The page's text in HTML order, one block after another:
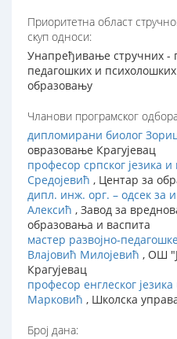
Приоритетна област
скуп односи:
Унапређивање стручних -
педагошких и
образовању
Чланови програмског
дипломирани биолог
овразовање Крагујевац
професор српског језика
Средојевић , Центар за
дипл. инж. орг. – одсек за
Алексић , Завод за
образовања и васпита
мастер развојно-
Влајовић Милојевић , ОШ
Крагујевац
професор енглеског
Марковић , Школска
Број дана: